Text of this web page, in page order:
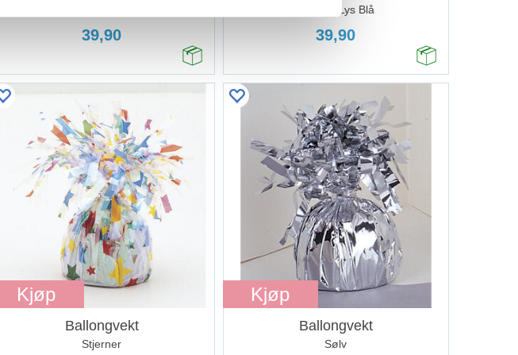
39,90
Metallic Lys Blå
39,90
Kjøp
Ballongvekt
Stjerner
Kjøp
Ballongvekt
Sølv